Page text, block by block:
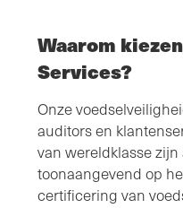
Waarom
Services?
Onze
auditors en
van wereldklasse
toonaangevend op
certificering van